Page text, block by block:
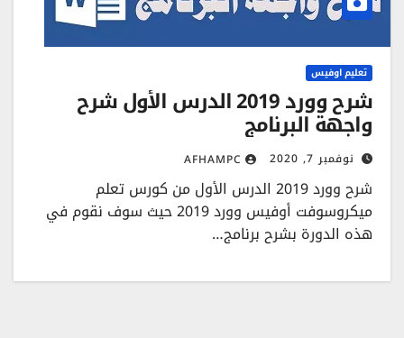
تعليم اوفيس
شرح وورد 2019 الدرس الأول شرح
واجهة البرنامج
نوفمبر 7, 2020 AFHAMPC
شرح وورد 2019 الدرس الأول من كورس تعلم
ميكروسوفت أوفيس وورد 2019 حيث سوف نقوم في
هذه الدورة بشرح برنامج…